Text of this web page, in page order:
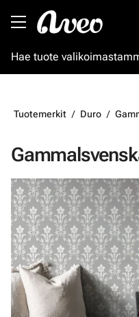
Tuotemerkit Duro